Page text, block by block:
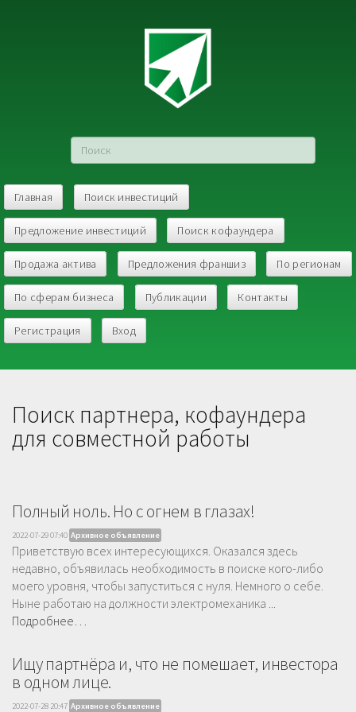
Главная Поиск инвестиций
Предложение инвестиций Поиск кофаундера
Продажа актива Предложения франшиз По регионам
По сферам бизнеса Публикации Контакты
Регистрация Вход
Поиск партнера, кофаундера
для совместной работы
Полный ноль. Но с огнем в глазах!
2022-07-29 07:40 Архивное объявление
Приветствую всех интересующихся. Оказался здесь
недавно, объявилась необходимость в поиске кого-либо
моего уровня, чтобы запуститься с нуля. Немного о себе.
Ныне работаю на должности электромеханика ...
Подробнее…
Ищу партнёра и, что не помешает, инвестора
в одном лице.
2022-07-28 20:47 Архивное объявление